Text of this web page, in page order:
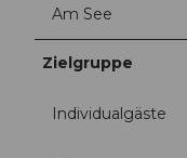
Am See
Zielgruppe
Individualgäste